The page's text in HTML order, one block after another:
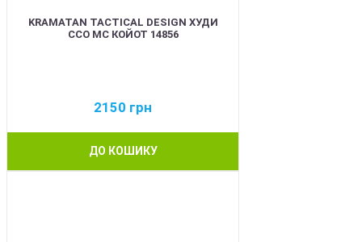
KRAMATAN TACTICAL DESIGN ХУДИ
ССО МС КОЙОТ 14856
2150 грн
ДО КОШИКУ